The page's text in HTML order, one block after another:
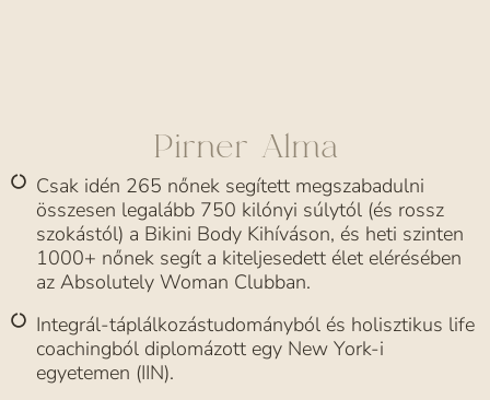
Pirner Alma
Csak idén 265 nőnek segített megszabadulni
összesen legalább 750 kilónyi súlytól (és rossz
szokástól) a Bikini Body Kihíváson, és heti szinten
1000+ nőnek segít a kiteljesedett élet elérésében
az Absolutely Woman Clubban.
Integrál-táplálkozástudományból és holisztikus life
coachingból diplomázott egy New York-i
egyetemen (IIN).